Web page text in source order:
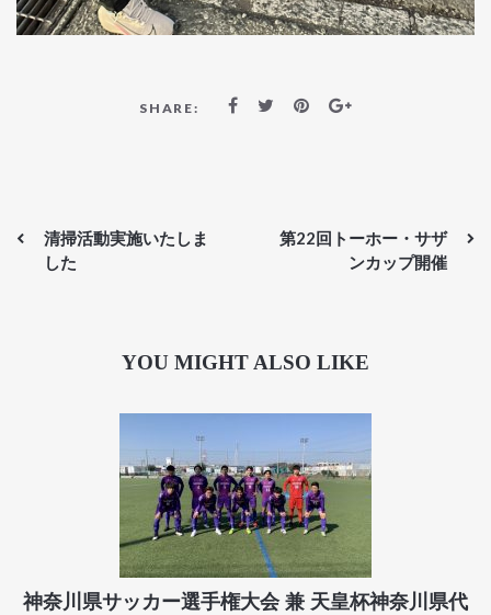
SHARE:
清掃活動実施いたしま
した
第22回トーホー・サザ
ンカップ開催
YOU MIGHT ALSO LIKE
神奈川県サッカー選手権大会 兼 天皇杯神奈川県代